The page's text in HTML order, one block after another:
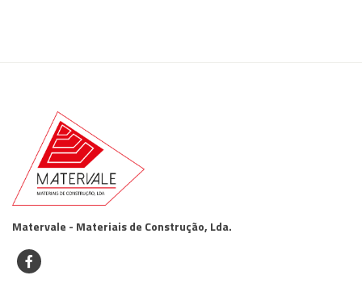
Matervale - Materiais de Construção, Lda.